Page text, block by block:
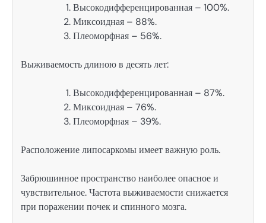
Высокодифференцированная – 100%.
Миксоидная – 88%.
Плеоморфная – 56%.
Выживаемость длиною в десять лет:
Высокодифференцированная – 87%.
Миксоидная – 76%.
Плеоморфная – 39%.
Расположение липосаркомы имеет важную роль.
Забрюшинное пространство наиболее опасное и
чувствительное. Частота выживаемости снижается
при поражении почек и спинного мозга.